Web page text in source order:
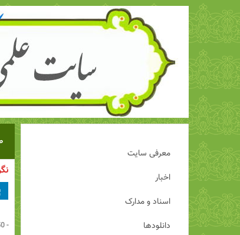
- 50 -
معرفی سایت
اخبار
اسناد و مدارک
دانلودها